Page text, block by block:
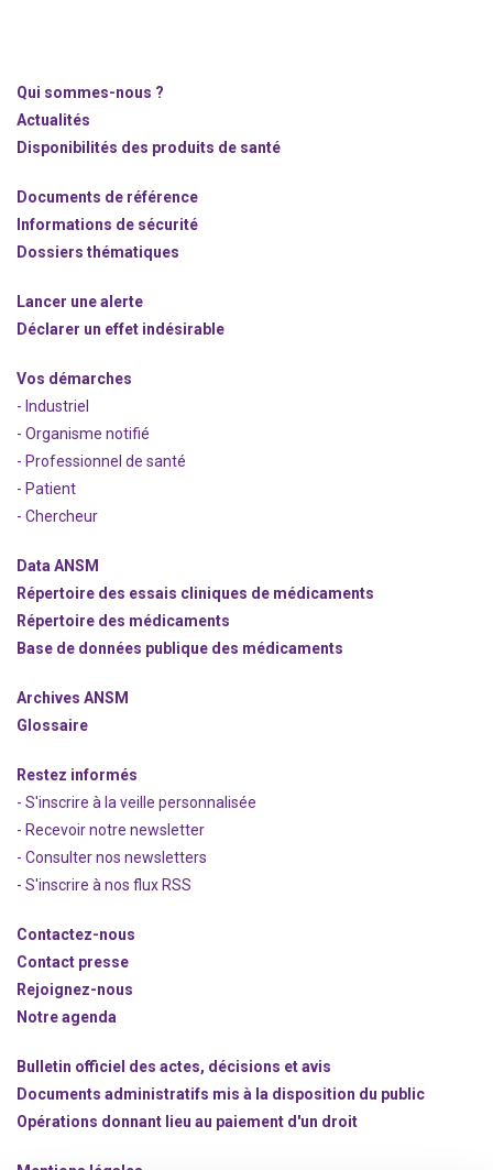
Qui sommes-nous ?
Actualités
Disponibilités des produits de santé
Documents de référence
Informations de sécurité
Dossiers thématiques
Lancer une alerte
Déclarer un effet indésirable
Vos démarches
- Industriel
- Organisme notifié
- Professionnel de santé
- Patient
- Chercheur
Data ANSM
Répertoire des essais cliniques de médicaments
Répertoire des médicaments
Base de données publique des médicaments
Archives ANSM
Glossaire
Restez informés
- S'inscrire à la veille personnalisée
- Recevoir notre newsletter
- Consulter nos newsletters
- S'inscrire à nos flux RSS
Contactez-nous
Contact presse
Rejoignez-nous
Notre agenda
Bulletin officiel des actes, décisions et avis
Documents administratifs mis à la disposition du public
Opérations donnant lieu au paiement d'un droit